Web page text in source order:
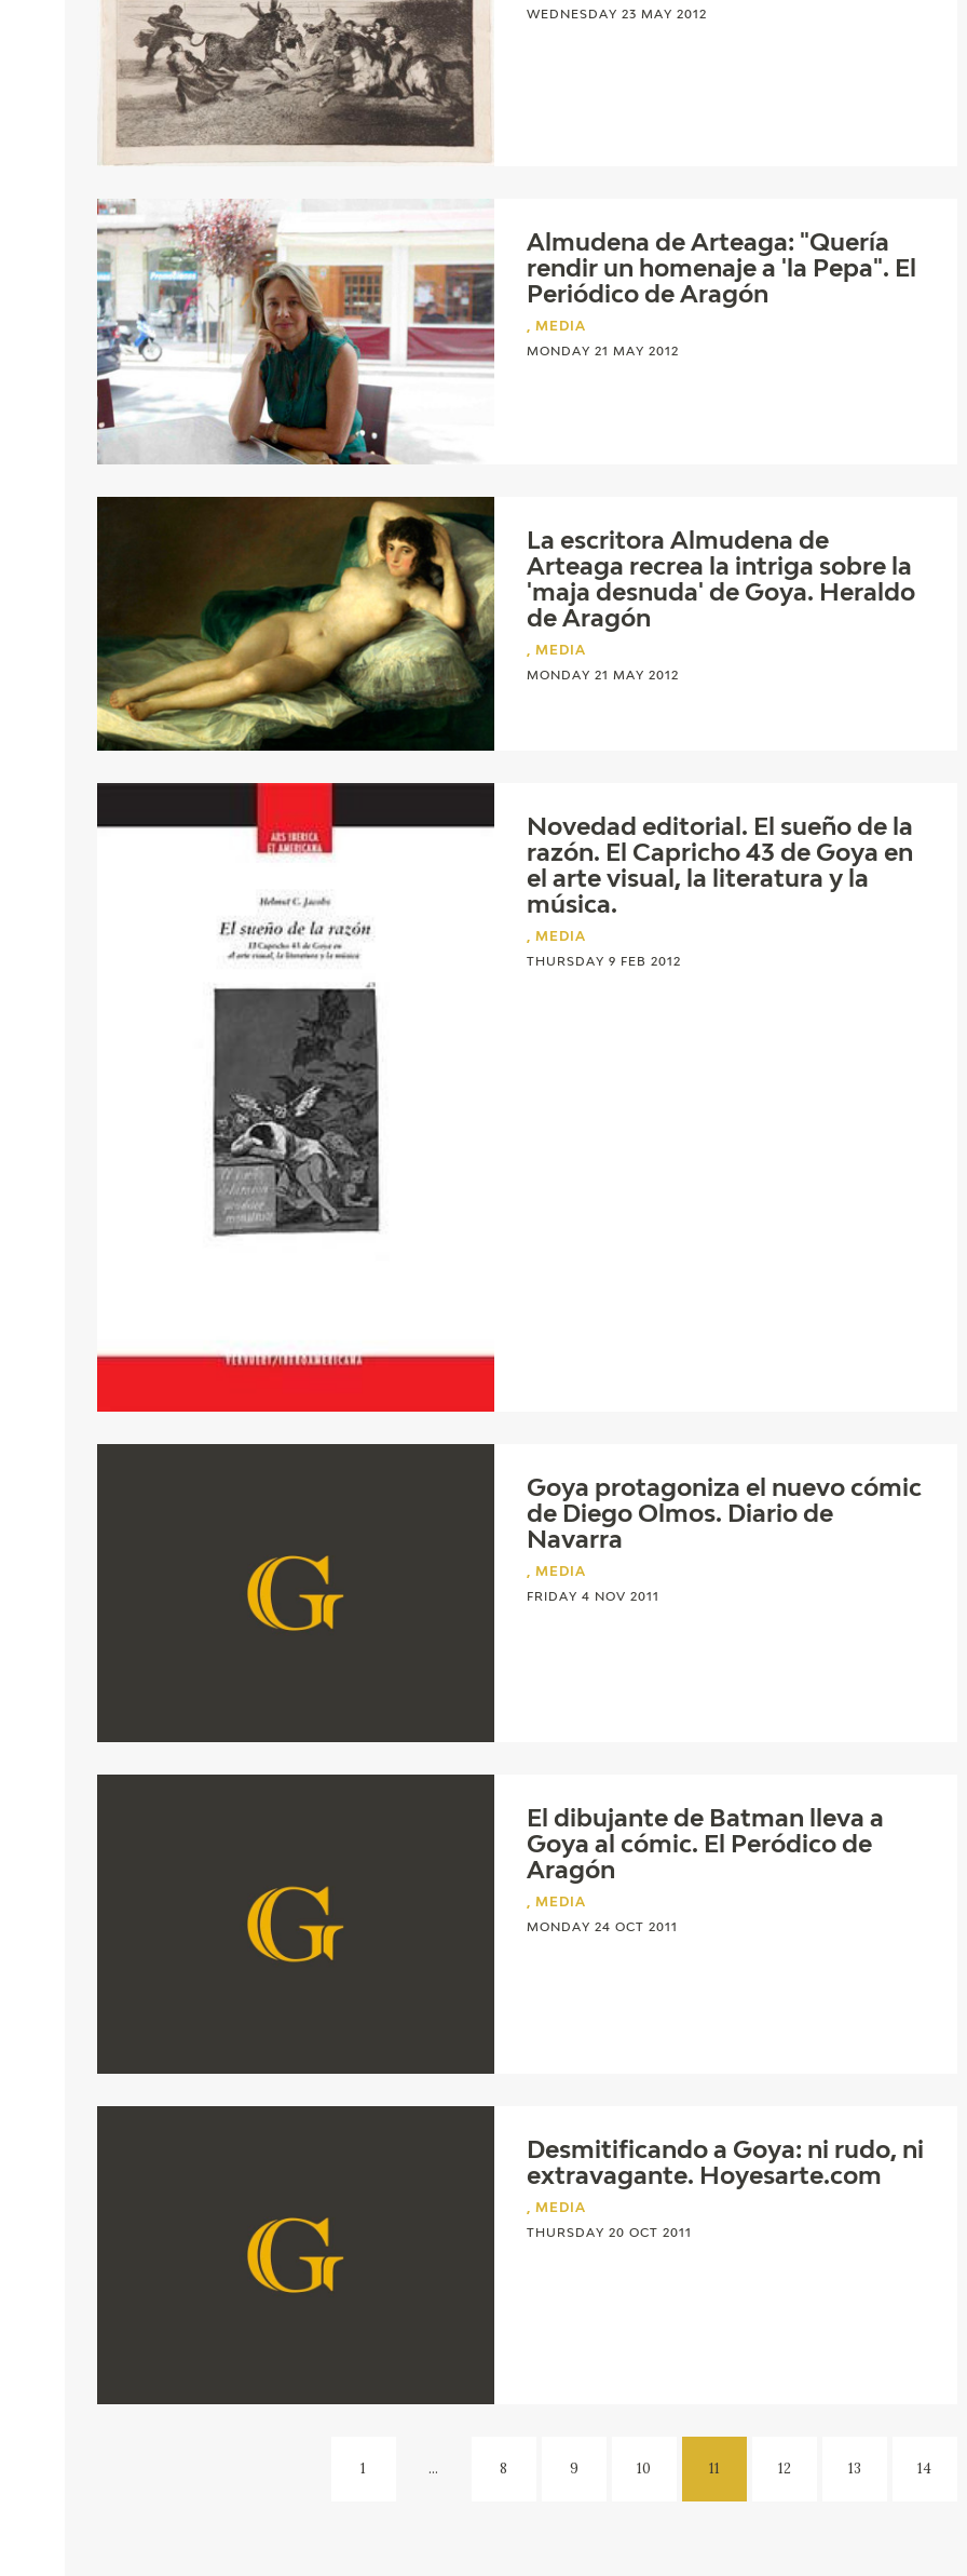
WEDNESDAY 23 MAY 2012
Almudena de Arteaga: "Quería
rendir un homenaje a 'la Pepa". El
Periódico de Aragón
, MEDIA
MONDAY 21 MAY 2012
La escritora Almudena de
Arteaga recrea la intriga sobre la
'maja desnuda' de Goya. Heraldo
de Aragón
, MEDIA
MONDAY 21 MAY 2012
Novedad editorial. El sueño de la
razón. El Capricho 43 de Goya en
el arte visual, la literatura y la
música.
, MEDIA
THURSDAY 9 FEB 2012
Goya protagoniza el nuevo cómic
de Diego Olmos. Diario de
Navarra
, MEDIA
FRIDAY 4 NOV 2011
El dibujante de Batman lleva a
Goya al cómic. El Peródico de
Aragón
, MEDIA
MONDAY 24 OCT 2011
Desmitificando a Goya: ni rudo, ni
extravagante. Hoyesarte.com
, MEDIA
THURSDAY 20 OCT 2011
1 ... 8 9 10 11 12 13 14